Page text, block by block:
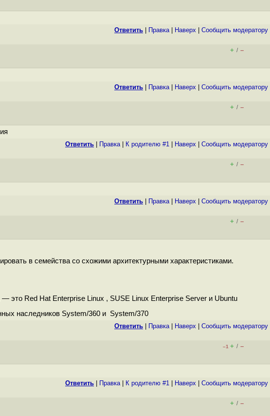
Ответить Правка| Наверх Cообщить модератору
+ / –
Ответить Правка| Наверх Cообщить модератору
+ / –
Ответить Правка| К родителю #1 Наверх Cообщить модератору
+ / –
Ответить Правка| Наверх Cообщить модератору
+ / –
в семейства со схожими архитектурными характеристиками.
это Red Hat Enterprise Linux , SUSE Linux Enterprise Server и Ubuntu
наследников System/360 и System/370
Ответить Правка| Наверх Cообщить модератору
–1 + / –
Ответить Правка| К родителю #1 Наверх Cообщить модератору
+ / –